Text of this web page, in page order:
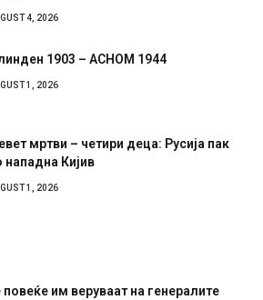
4, 2026
1903 – АСНОМ 1944
1, 2026
мртви – четири деца: Русија пак
нападна Кијив
1, 2026
им веруваат на генералите